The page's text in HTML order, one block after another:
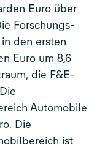
Euro über
Forschungs-
den ersten
Euro um 8,6
die F&E-
Automobile
Die
ist